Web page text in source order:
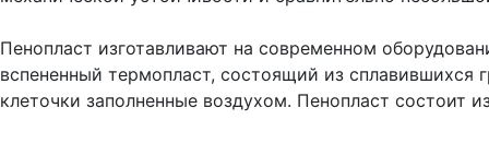
Пенопласт изготавливают на современном
вспененный термопласт, состоящий из сплавившихся
клеточки заполненные воздухом. Пенопласт состоит